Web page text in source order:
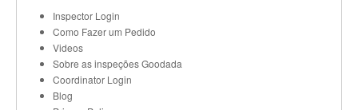
Inspector Login
Como Fazer um Pedido
Videos
Sobre as inspeções Goodada
Coordinator Login
Blog